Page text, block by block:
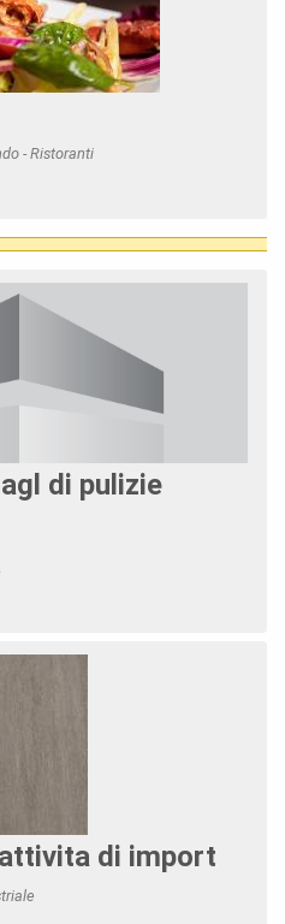
- Ristoranti
di pulizie
di import